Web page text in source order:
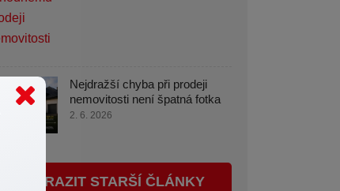
Nejdražší chyba při prodeji
nemovitosti není špatná fotka
2. 6. 2026
ZOBRAZIT STARŠÍ ČLÁNKY